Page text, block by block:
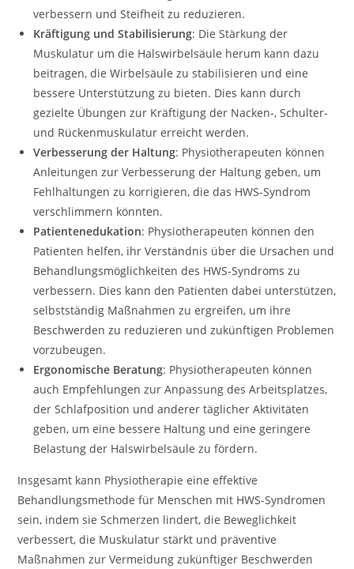
verbessern und Steifheit zu reduzieren.
Kräftigung und Stabilisierung: Die Stärkung der
Muskulatur um die Halswirbelsäule herum kann dazu
beitragen, die Wirbelsäule zu stabilisieren und eine
bessere Unterstützung zu bieten. Dies kann durch
gezielte Übungen zur Kräftigung der Nacken-, Schulter-
und Rückenmuskulatur erreicht werden.
Verbesserung der Haltung: Physiotherapeuten können
Anleitungen zur Verbesserung der Haltung geben, um
Fehlhaltungen zu korrigieren, die das HWS-Syndrom
verschlimmern könnten.
Patientenedukation: Physiotherapeuten können den
Patienten helfen, ihr Verständnis über die Ursachen und
Behandlungsmöglichkeiten des HWS-Syndroms zu
verbessern. Dies kann den Patienten dabei unterstützen,
selbstständig Maßnahmen zu ergreifen, um ihre
Beschwerden zu reduzieren und zukünftigen Problemen
vorzubeugen.
Ergonomische Beratung: Physiotherapeuten können
auch Empfehlungen zur Anpassung des Arbeitsplatzes,
der Schlafposition und anderer täglicher Aktivitäten
geben, um eine bessere Haltung und eine geringere
Belastung der Halswirbelsäule zu fördern.
Insgesamt kann Physiotherapie eine effektive
Behandlungsmethode für Menschen mit HWS-Syndromen
sein, indem sie Schmerzen lindert, die Beweglichkeit
verbessert, die Muskulatur stärkt und präventive
Maßnahmen zur Vermeidung zukünftiger Beschwerden